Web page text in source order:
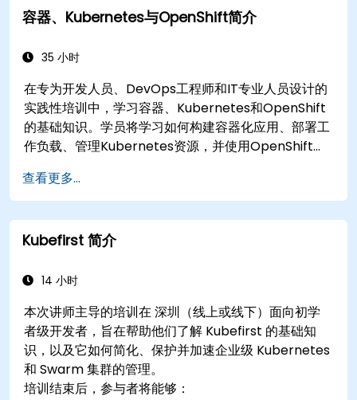
容器、Kubernetes与OpenShift简介
35 小时
在专为开发人员、DevOps工程师和IT专业人员设计的
实践性培训中，学习容器、Kubernetes和OpenShift
的基础知识。学员将学习如何构建容器化应用、部署工
作负载、管理Kubernetes资源，并使用OpenShift在
查看更多...
Kubefirst 简介
14 小时
本次讲师主导的培训在 深圳（线上或线下）面向初学
者级开发者，旨在帮助他们了解 Kubefirst 的基础知
识，以及它如何简化、保护并加速企业级 Kubernetes
和 Swarm 集群的管理。
培训结束后，参与者将能够：